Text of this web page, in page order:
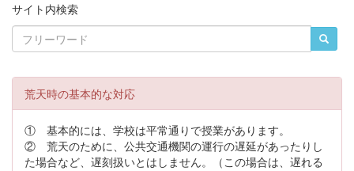
サイト内検索
荒天時の基本的な対応
① 基本的には、学校は平常通りで授業があります。
② 荒天のために、公共交通機関の運行の遅延があったりし
た場合など、遅刻扱いとはしません。（この場合は、遅れる